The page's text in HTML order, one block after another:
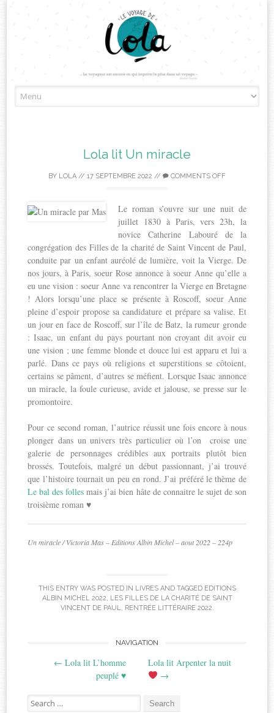
to
Lola lit Un miracle
BY LOLA // 17 SEPTEMBRE 2022 // COMMENTS OFF
Le roman s’ouvre sur une nuit de
juillet 1830 à Paris, vers 23h, la
novice Catherine Labouré de la
congrégation des Filles de la charité de Saint Vincent de Paul,
conduite par un enfant auréolé de lumière, voit la Vierge. De
nos jours, à Paris, soeur Rose annonce à soeur Anne qu’elle a
eu une vision : soeur Anne va rencontrer la Vierge en Bretagne
! Alors lorsqu’une place se présente à Roscoff, soeur Anne
pleine d’espoir propose sa candidature et prépare sa valise. Et
un jour en face de Roscoff, sur l’île de Batz, la rumeur gronde
: Isaac, un enfant du pays pourtant non croyant dit avoir eu
une vision ; une femme blonde et douce lui est apparu et lui a
parlé. Dans ce pays où religions et superstitions se côtoient,
certains se pâment, d’autres se méfient. Lorsque Isaac annonce
un miracle, la foule curieuse, avide et jalouse, se presse sur le
promontoire.
Pour ce second roman, l’autrice réussit une fois encore à nous
plonger dans un univers très particulier où l’on croise une
galerie de personnages crédibles aux portraits plutôt bien
brossés. Toutefois, malgré un début passionnant, j’ai trouvé
que l’histoire tournait un peu en rond. J’ai préféré le thème de
Le bal des folles mais j’ai bien hâte de connaitre le sujet de son
troisième roman ♥
Un miracle / Victoria Mas – Editions Albin Michel – aout 2022 – 224p
THIS ENTRY WAS POSTED IN LIVRESAND TAGGED EDITIONS
ALBIN MICHEL 2022, LES FILLES DE LA CHARITÉ DE SAINT
VINCENT DE PAUL, RENTRÉE LITTÉRAIRE 2022.
navigation
NAVIGATION
← Lola lit L’homme
peuplé ♥
Lola lit Arpenter la nuit
→
Search